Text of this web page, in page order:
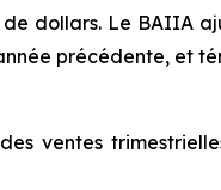
dollars. Le BAIIA
précédente,
ventes